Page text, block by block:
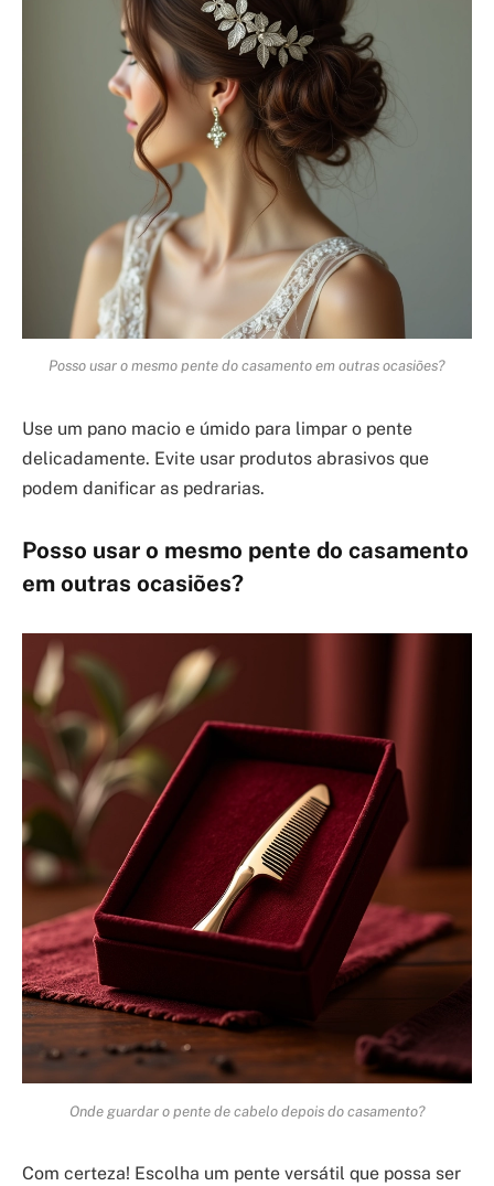
Posso usar o mesmo pente do casamento em outras ocasiões?
Use um pano macio e úmido para limpar o pente
delicadamente. Evite usar produtos abrasivos que
podem danificar as pedrarias.
Posso usar o mesmo pente do casamento
em outras ocasiões?
Onde guardar o pente de cabelo depois do casamento?
Com certeza! Escolha um pente versátil que possa ser